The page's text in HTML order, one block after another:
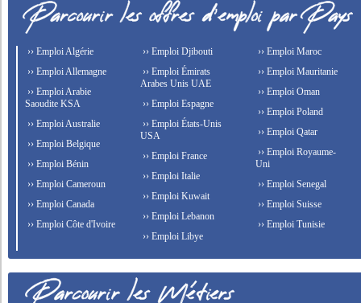
›› Emploi Algérie
›› Emploi Allemagne
›› Emploi Arabie
Saoudite KSA
›› Emploi Australie
›› Emploi Belgique
›› Emploi Bénin
›› Emploi Cameroun
›› Emploi Canada
›› Emploi Côte d'Ivoire
›› Emploi Djibouti
›› Emploi Émirats
Arabes Unis UAE
›› Emploi Espagne
›› Emploi États-Unis
USA
›› Emploi France
›› Emploi Italie
›› Emploi Kuwait
›› Emploi Lebanon
›› Emploi Libye
›› Emploi Maroc
›› Emploi Mauritanie
›› Emploi Oman
›› Emploi Poland
›› Emploi Qatar
›› Emploi Royaume-
Uni
›› Emploi Senegal
›› Emploi Suisse
›› Emploi Tunisie